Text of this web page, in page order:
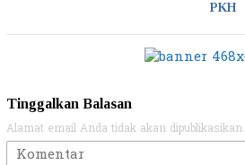
PKH
Tinggalkan Balasan
Alamat email Anda tidak akan dipublikasikan.